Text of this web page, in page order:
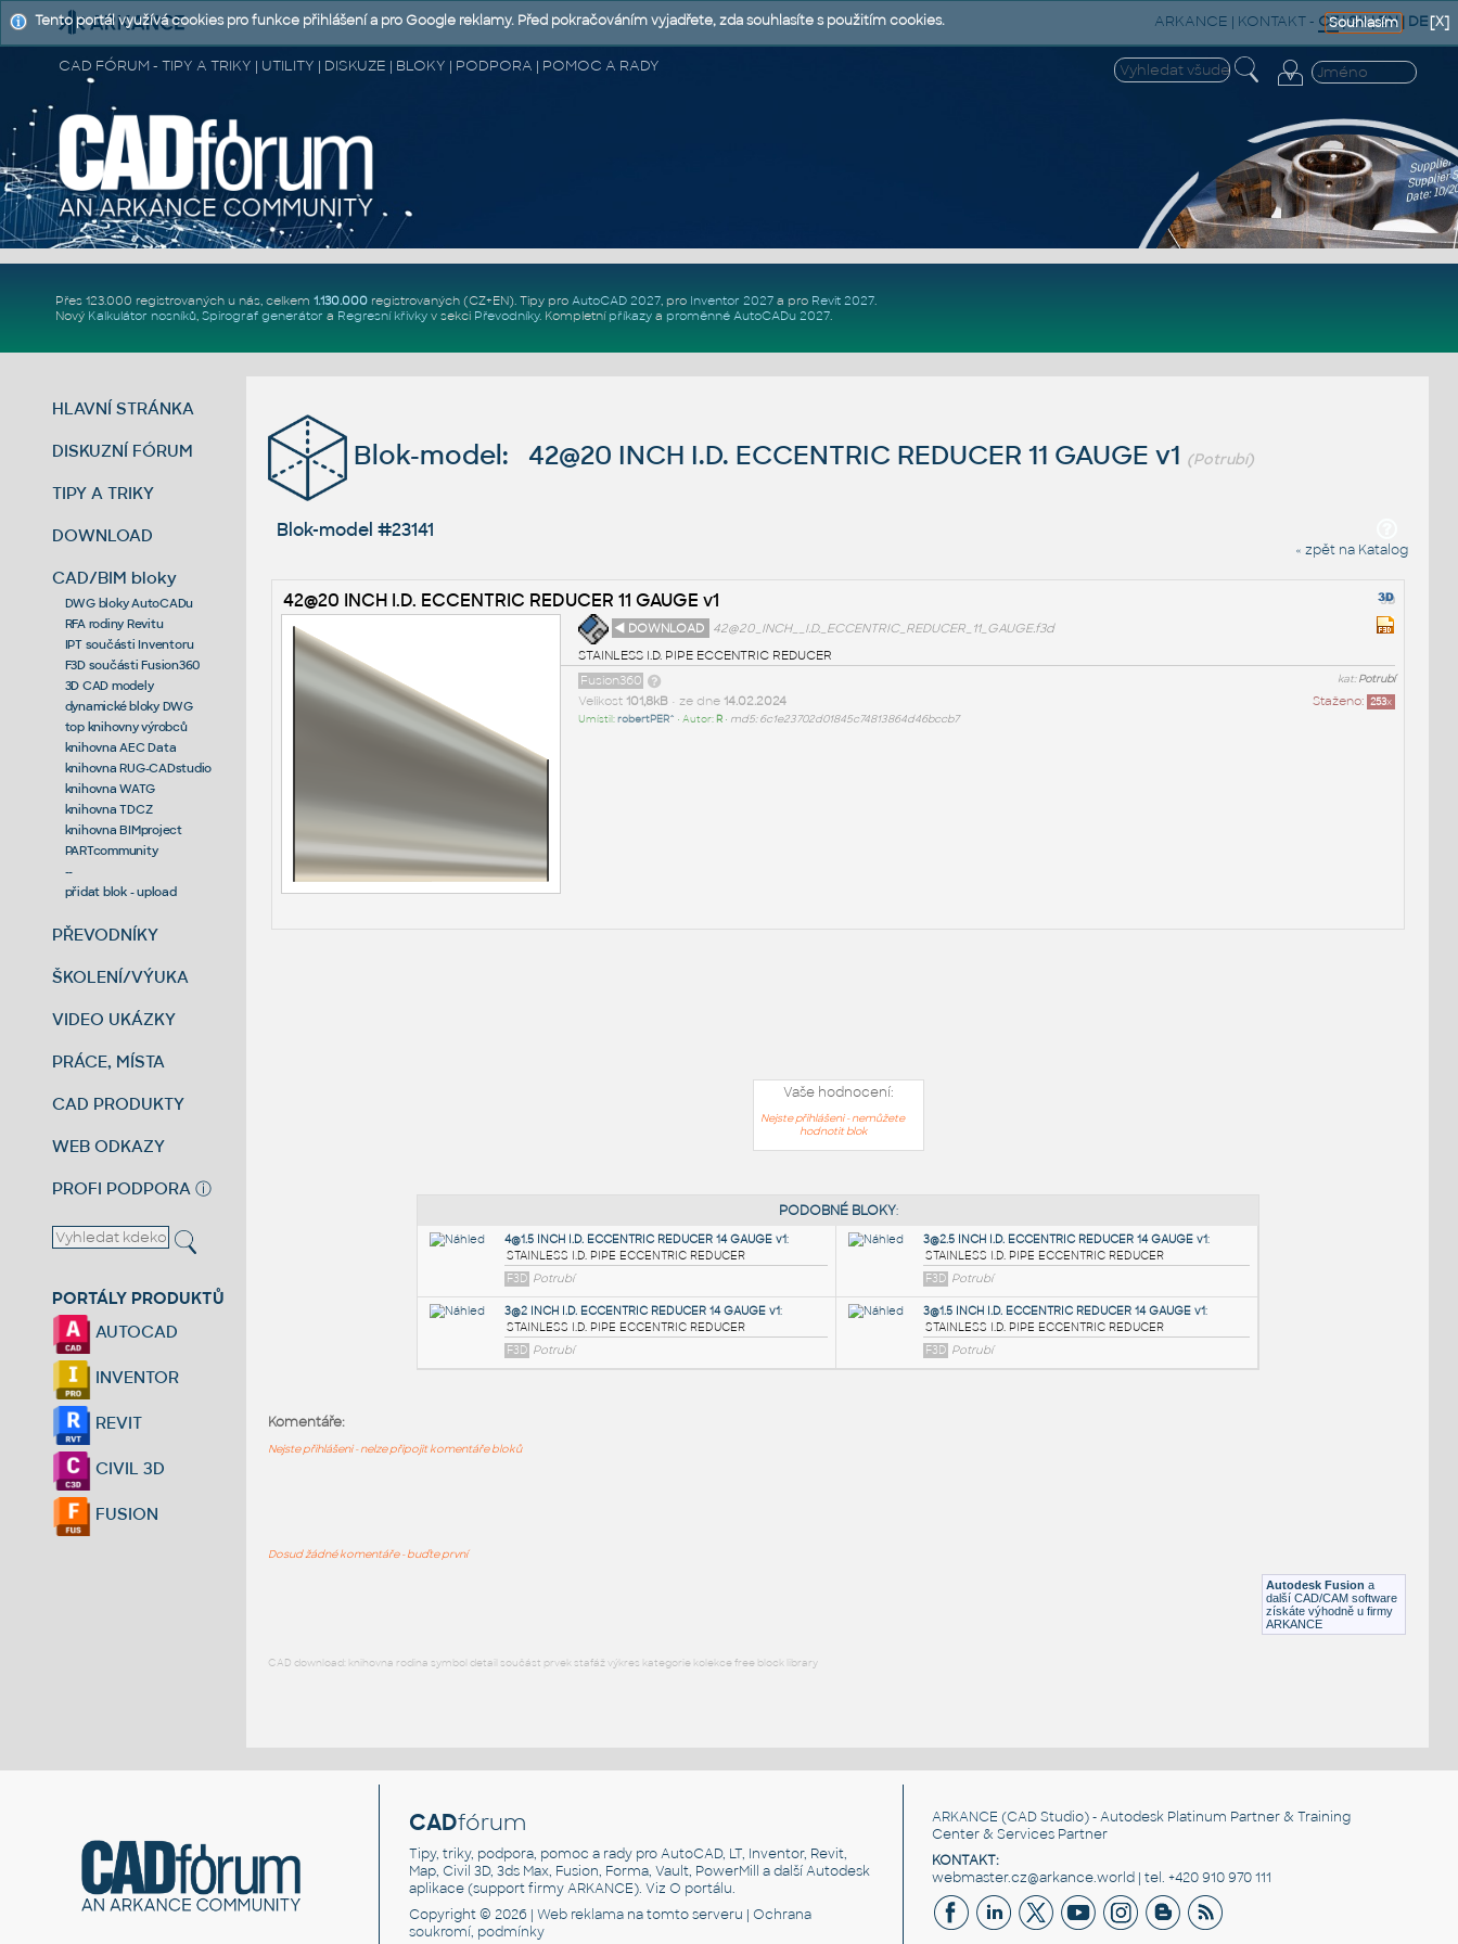
ARKANCE | KONTAKT- CZ|SK|EN| DE
CAD FÓRUM - TIPY A TRIKY | UTILITY | DISKUZE | BLOKY | PODPORA | POMOC A RADY
Přes 123.000 registrovaných u nás, celkem 1.130.000registrovaných (CZ+EN). Tipy pro AutoCAD 2027, pro Inventor 2027a pro Revit 2027.
Nový Kalkulátor nosníků, Spirograf generátor a Regresní křivkyv sekci Převodníky. Kompletní příkazya proměnné AutoCADu 2027.
HLAVNÍ STRÁNKA
DISKUZNÍ FÓRUM
TIPY A TRIKY
DOWNLOAD
CAD/BIM bloky
DWG bloky AutoCADu
RFA rodiny Revitu
IPT součásti Inventoru
F3D součásti Fusion360
3D CAD modely
dynamické bloky DWG
top knihovny výrobců
knihovna AEC Data
knihovna RUG-CADstudio
knihovna WATG
knihovna TDCZ
knihovna BIMproject
PARTcommunity
--
přidat blok - upload
PŘEVODNÍKY
ŠKOLENÍ/VÝUKA
VIDEO UKÁZKY
PRÁCE, MÍSTA
CAD PRODUKTY
WEB ODKAZY
PROFI PODPORA ⓘ
PORTÁLY PRODUKTŮ
AUTOCAD
INVENTOR
REVIT
CIVIL 3D
FUSION
Blok-model: 42@20 INCH I.D. ECCENTRIC REDUCER 11 GAUGE v1 (Potrubí)
Blok-model #23141
« zpět na Katalog
42@20 INCH I.D. ECCENTRIC REDUCER 11 GAUGE v1
◄ DOWNLOAD
42@20_INCH__I.D._ECCENTRIC_REDUCER_11_GAUGE.f3d
STAINLESS I.D. PIPE ECCENTRIC REDUCER
kat:Potrubí
Fusion360
Staženo: 253x
Velikost 101,8kB• ze dne 14.02.2024
Umístil:robertPER^ • Autor: R• md5: 6c1e23702d01845c74813864d46bccb7
Vaše hodnocení:
Nejste přihlášeni - nemůžete
hodnotit blok
Autodesk Fusion a
další CAD/CAM software
získáte výhodně u firmy
ARKANCE
Komentáře:
Nejste přihlášeni - nelze připojit komentáře bloků
Dosud žádné komentáře - buďte první
CAD download: knihovna rodina symbol detail součást prvek stafáž výkres kategorie kolekce free block library
CADfórum
Tipy, triky, podpora, pomoc a rady pro AutoCAD, LT, Inventor, Revit,
Map, Civil 3D, 3ds Max, Fusion, Forma, Vault, PowerMill a další Autodesk
aplikace (support firmy ARKANCE). VizO portálu.
Copyright © 2026 |Web reklama na tomto serveru |Ochrana
soukromí, podmínky
ARKANCE (CAD Studio) - Autodesk Platinum Partner & Training
Center & Services Partner
KONTAKT:
webmaster.cz@arkance.world | tel. +420 910 970 111
[X]
Souhlasím
Tento portál využívá cookies pro funkce přihlášení a pro Google reklamy. Před pokračováním vyjadřete, zda souhlasíte s použitím cookies.